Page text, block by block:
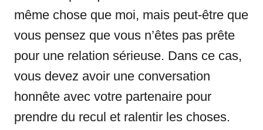
même chose que moi, mais peut-être que
vous pensez que vous n’êtes pas prête
pour une relation sérieuse. Dans ce cas,
vous devez avoir une conversation
honnête avec votre partenaire pour
prendre du recul et ralentir les choses.